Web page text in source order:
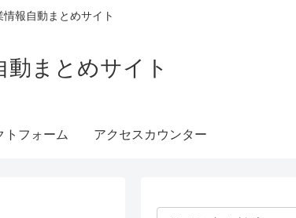
報自動まとめサイト
動まとめサイト
トフォーム アクセスカウンター